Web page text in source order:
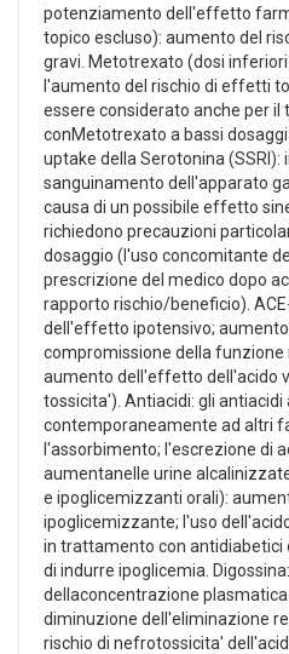
potenziamento dell'effetto
topico escluso): aumento del
gravi. Metotrexato (dosi
l'aumento del rischio di effetti
essere considerato anche per
conMetotrexato a bassi
uptake della Serotonina (SSRI):
sanguinamento dell'apparato
causa di un possibile effetto
richiedono precauzioni
dosaggio (l'uso concomitante
prescrizione del medico dopo
rapporto rischio/beneficio).
dell'effetto ipotensivo; aumento
compromissione della funzione
aumento dell'effetto dell'acido
tossicita'). Antiacidi: gli antiacidi
contemporaneamente ad altri
l'assorbimento; l'escrezione di
aumentanelle urine
e ipoglicemizzanti orali):
ipoglicemizzante; l'uso
in trattamento con antidiabetici
di indurre ipoglicemia.
dellaconcentrazione
diminuzione dell'eliminazione
rischio di nefrotossicita'